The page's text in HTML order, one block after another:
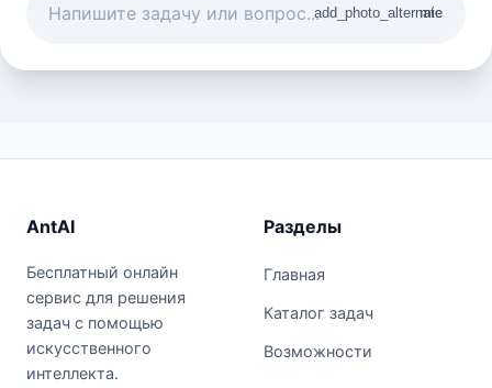
add_photo_alternate
mic
AntAI
Бесплатный онлайн
сервис для решения
задач с помощью
искусственного
интеллекта.
Разделы
Главная
Каталог задач
Возможности